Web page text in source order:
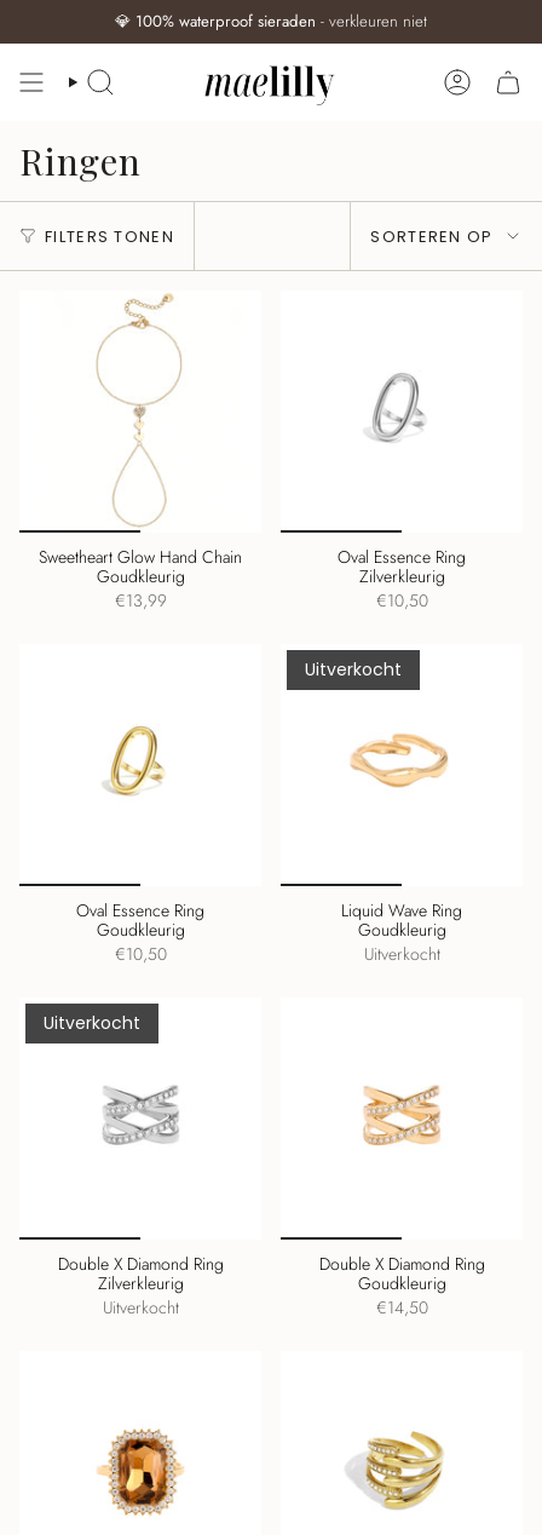
💎 100% waterproof sieraden - verkleuren niet
ZOEKEN
Ringen
FILTERS TONEN
op
SORTEREN OP
Sweetheart Glow Hand Chain
Goudkleurig
€13,99
Oval Essence Ring
Zilverkleurig
€10,50
Oval Essence Ring
Goudkleurig
€10,50
Uitverkocht
Liquid Wave Ring
Goudkleurig
Uitverkocht
Uitverkocht
Double X Diamond Ring
Zilverkleurig
Uitverkocht
Double X Diamond Ring
Goudkleurig
€14,50